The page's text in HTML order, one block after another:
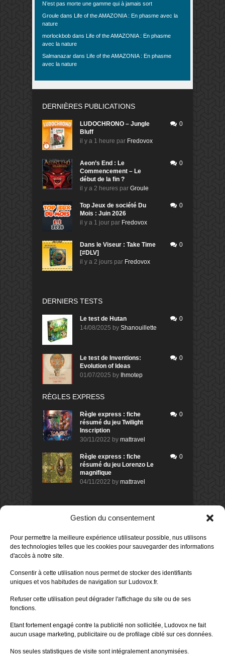
Gestion du consentement
Pour permettre la meilleure expérience utilisateur possible, nus utilisons
des technologies telles que les cookies pour sauvegarder des informations
d'accès à notre site.
Consentir à cette utilisation nous permet de stocker des identifiants
uniques et vos habitudes de navigation sur Ludovox.fr.
Refuser cette utilisation peut dégrader l'affichage du site ou de ses
fonctions.
Etant fortement engagé contre la publicité non sollicitée, Ludovox ne fait
aucun usage marketing, publicitaire ou de profilage ciblé sur ces données.
Nos seules statistiques de visite sont intégralement anonymisées.
N’est pas morte une gamme qui à jamais sort
Groule dans Life of the AMAZONIA : En phasme avec la
nature
morlockbob dans Life of the AMAZONIA : En phasme
avec la nature
Salmanazar dans Life of the AMAZONIA : En phasme
avec la nature
DERNIÈRES PUBLICATIONS
LUDOCHRONO – Jungle
Bluff
il y a 1 heure par Fredovox
0
Aeon’s End : Le
Commencement – Le
début de la fin ?
il y a 2 heures par Groule
0
Top Jeux de société Du
Mois : Juin 2026
il y a 1 jour par Fredovox
0
Dans le Viseur : Take Time
[#DLV]
il y a 2 jours par Fredovox
0
DERNIERS TESTS
Le test de Hutan
14/08/2025 by Shanouillette
0
Le test de Inventions:
Evolution of Ideas
01/07/2025 by Ihmotep
0
RÈGLES EXPRESS
Règle express : fiche
résumé du jeu Twilight
Inscription
30/11/2022 by mattravel
0
Règle express : fiche
résumé du jeu Lorenzo Le
magnifique
04/11/2022 by mattravel
0
DERNIERS AVIS DES MEMBRES
Avis de morlockbob
Sur le jeu Collect!
il y a 2 jours
Avis demorlockbob
Sur le jeu Detective Box - Ciao
Publié leil y a 4 jours
80%
Sur le jeu Detective Box - Ciao
Bella